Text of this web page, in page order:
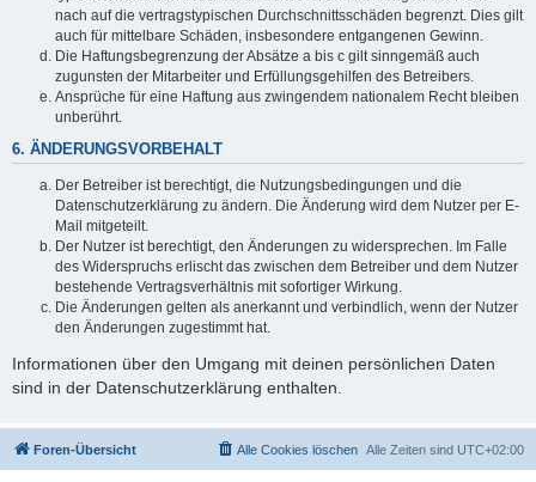
nach auf die vertragstypischen Durchschnittsschäden begrenzt. Dies gilt
auch für mittelbare Schäden, insbesondere entgangenen Gewinn.
Die Haftungsbegrenzung der Absätze a bis c gilt sinngemäß auch
zugunsten der Mitarbeiter und Erfüllungsgehilfen des Betreibers.
Ansprüche für eine Haftung aus zwingendem nationalem Recht bleiben
unberührt.
6. ÄNDERUNGSVORBEHALT
Der Betreiber ist berechtigt, die Nutzungsbedingungen und die
Datenschutzerklärung zu ändern. Die Änderung wird dem Nutzer per E-
Mail mitgeteilt.
Der Nutzer ist berechtigt, den Änderungen zu widersprechen. Im Falle
des Widerspruchs erlischt das zwischen dem Betreiber und dem Nutzer
bestehende Vertragsverhältnis mit sofortiger Wirkung.
Die Änderungen gelten als anerkannt und verbindlich, wenn der Nutzer
den Änderungen zugestimmt hat.
Informationen über den Umgang mit deinen persönlichen Daten
sind in der Datenschutzerklärung enthalten.
Foren-Übersicht Alle Zeiten sind UTC+02:00
Alle Cookies löschen